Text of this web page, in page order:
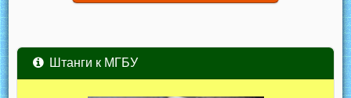
Штанги к МГБУ